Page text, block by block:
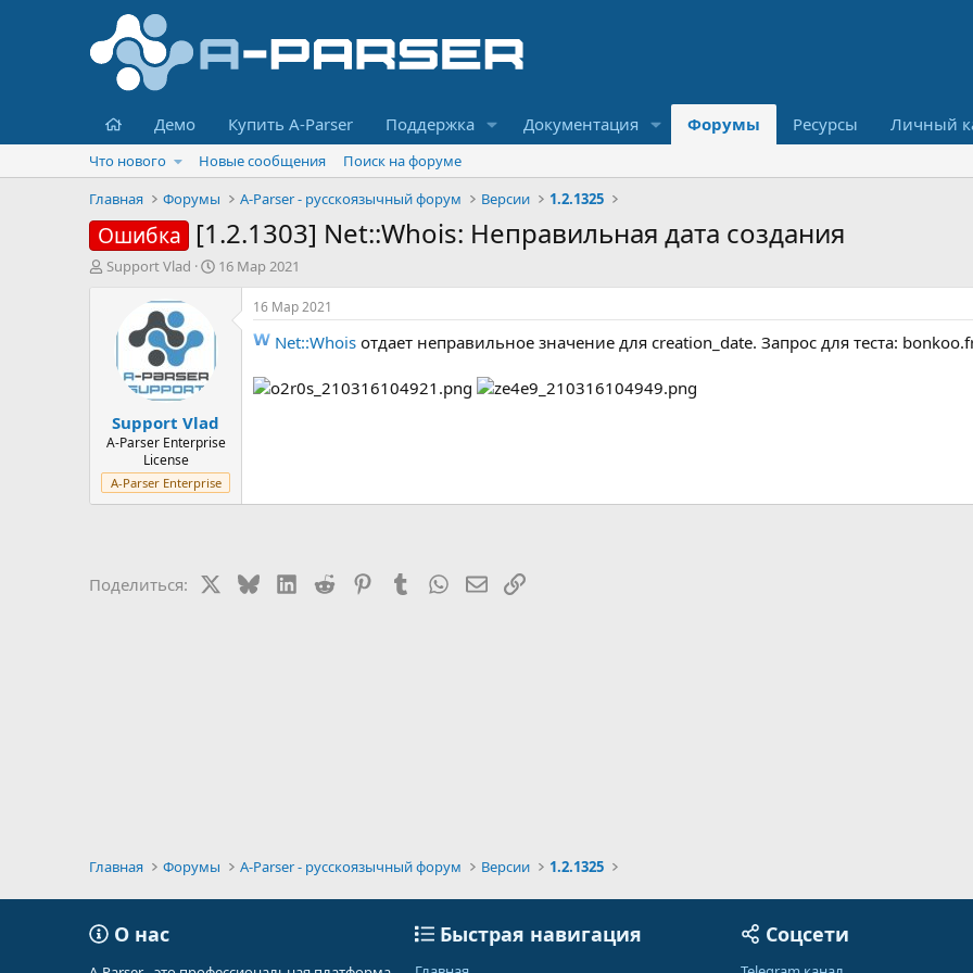
Главная
Демо Купить A-Parser Поддержка Документация Форумы Ресурсы Личный
Что нового Новые сообщения
Поиск на форуме
Главная
Форумы A-Parser - русскоязычный форум Версии 1.2.1325
Ошибка [1.2.1303] Net::Whois: Неправильная дата создания
А
ы
Support Vlad
Д
л
а
16 Мар 2021
Support Vlad
A-Parser Enterprise
License
A-Parser Enterprise
16 Мар 2021
Net::Whois отдает неправильное значение для creation_date. Запрос для теста:
Поделиться: BlueskyLinkedIn
Reddit PinterestTumblrWhatsAppЭлектронная почта
Ссылка
Главная Форумы A-Parser - русскоязычный форум Версии 1.2.1325
О нас Быстрая навигация Соцсети